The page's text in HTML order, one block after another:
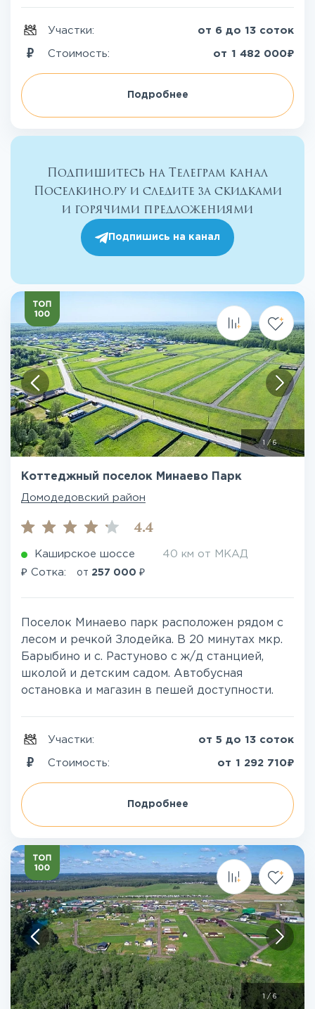
Участки: от 6 до 13 соток
Стоимость: от 1 482 000₽
Подробнее
Подпишитесь на Телеграм канал
Поселкино.ру и следите за скидками
и горячими предложениями
Подпишись на канал
/6
Коттеджный поселок Минаево Парк
Домодедовский район
4.4
Каширское шоссе 40 км от МКАД
₽ Сотка: от 257 000 ₽
Поселок Минаево парк расположен рядом с
лесом и речкой Злодейка. В 20 минутах мкр.
Барыбино и с. Растуново с ж/д станцией,
школой и детским садом. Автобусная
остановка и магазин в пешей доступности.
Участки: от 5 до 13 соток
Стоимость: от 1 292 710₽
Подробнее
/ 6